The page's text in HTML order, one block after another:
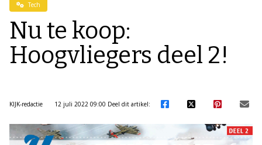
Tech
Nu te koop:
Hoogvliegers deel 2!
KIJK-redactie 12 juli 2022 09:00 Deel dit artikel: